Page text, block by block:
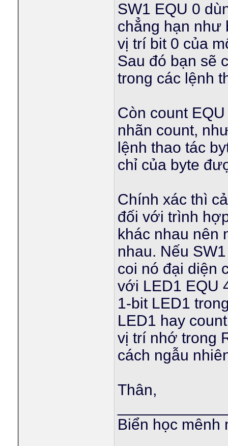
SW1 EQU 0
chẳng hạn như
vị trí bit 0 của
Sau đó bạn sẽ
trong các lệnh
Còn count
nhãn count,
lệnh thao tác
chỉ của byte
Chính xác thì
đối với trình
khác nhau nên
nhau. Nếu
coi nó đại diện
với LED1 EQU
1-bit LED1
LED1 hay
vị trí nhớ trong
cách ngẫu
Thân,
Biển học mênh